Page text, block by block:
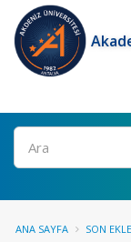
Ara
ANA SAYFA SON